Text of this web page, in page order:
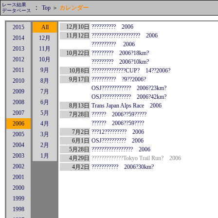
レース結果
データベース
： Top ＞ カレンダー
2015
2014
2013
2012
2011
2010
2009
2008
2007
2006
2005
2004
2003
2002
2001
2000
1999
1998
All
12月
11月
10月
9月
8月
7月
6月
5月
4月
3月
2月
1月
12月10日 ?????????? 2006
11月12日 ???????????????????? 2006
?????????? 2006
10月22日 ????????? 2006?18km?
????????? 2006?10km?
10月8日 ??????????????CUP? 14??2006?
9月17日 ?????????? ?9??2006?
OSJ???????????? 2006?23km?
OSJ???????????? 2006?42km?
8月13日 Trans Japan Alps Race 2006
7月28日 ?????? 2006??59?????
?????? 2006??59????
7月2日 ???12????????? 2006
6月1日 OSJ?????????? 2006
5月28日 ????????????????? 2006
4月29日 ?????????????Tokyo Trail Run? 2006
4月2日 ??????????? 2006?30km?